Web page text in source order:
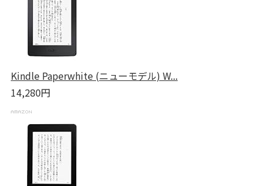
Kindle Paperwhite (ニューモデル) W...
14,280円